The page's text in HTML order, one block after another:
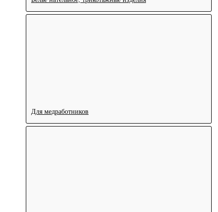
Для медработников